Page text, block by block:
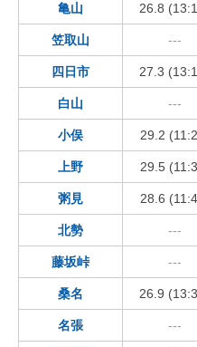
亀山 26.8
笠取山 ---
四日市 27.3
白山 ---
小俣 29.2
上野 29.5
粥見 28.6
北勢 ---
藤坂峠 ---
桑名 26.9
名張 ---